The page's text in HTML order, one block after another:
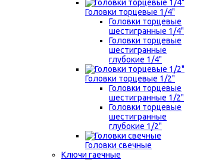
Головки торцевые 1/4"
Головки торцевые
шестигранные 1/4"
Головки торцевые
шестигранные
глубокие 1/4"
Головки торцевые 1/2"
Головки торцевые
шестигранные 1/2"
Головки торцевые
шестигранные
глубокие 1/2"
Головки свечные
Ключи гаечные